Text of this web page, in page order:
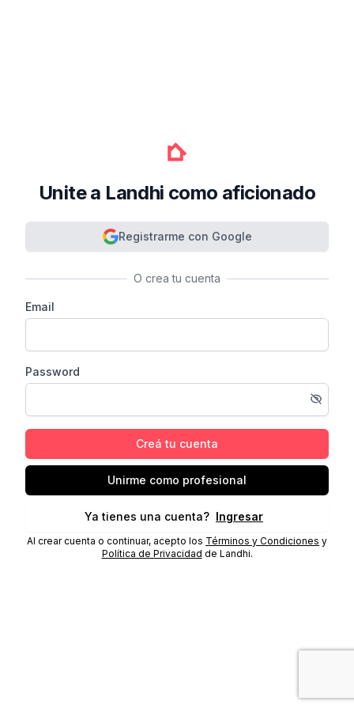
Unite a Landhi como aficionado
Registrarme con Google
O crea tu cuenta
Email
Password
Creá tu cuenta
Unirme como profesional
Ya tienes una cuenta? Ingresar
Al crear cuenta o continuar, acepto los Términos y Condiciones y
Política de Privacidad de Landhi.